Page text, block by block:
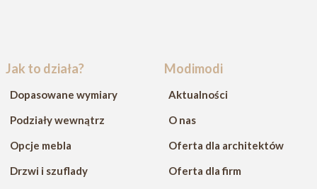
Jak to działa?
Dopasowane wymiary
Podziały wewnątrz
Opcje mebla
Drzwi i szuflady
Modimodi
Aktualności
O nas
Oferta dla architektów
Oferta dla firm